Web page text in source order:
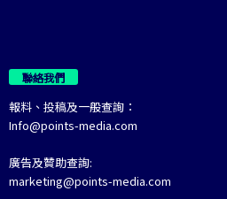
聯絡我們
報料、投稿及一般查詢：
Info@points-media.com
廣告及贊助查詢:
marketing@points-media.com